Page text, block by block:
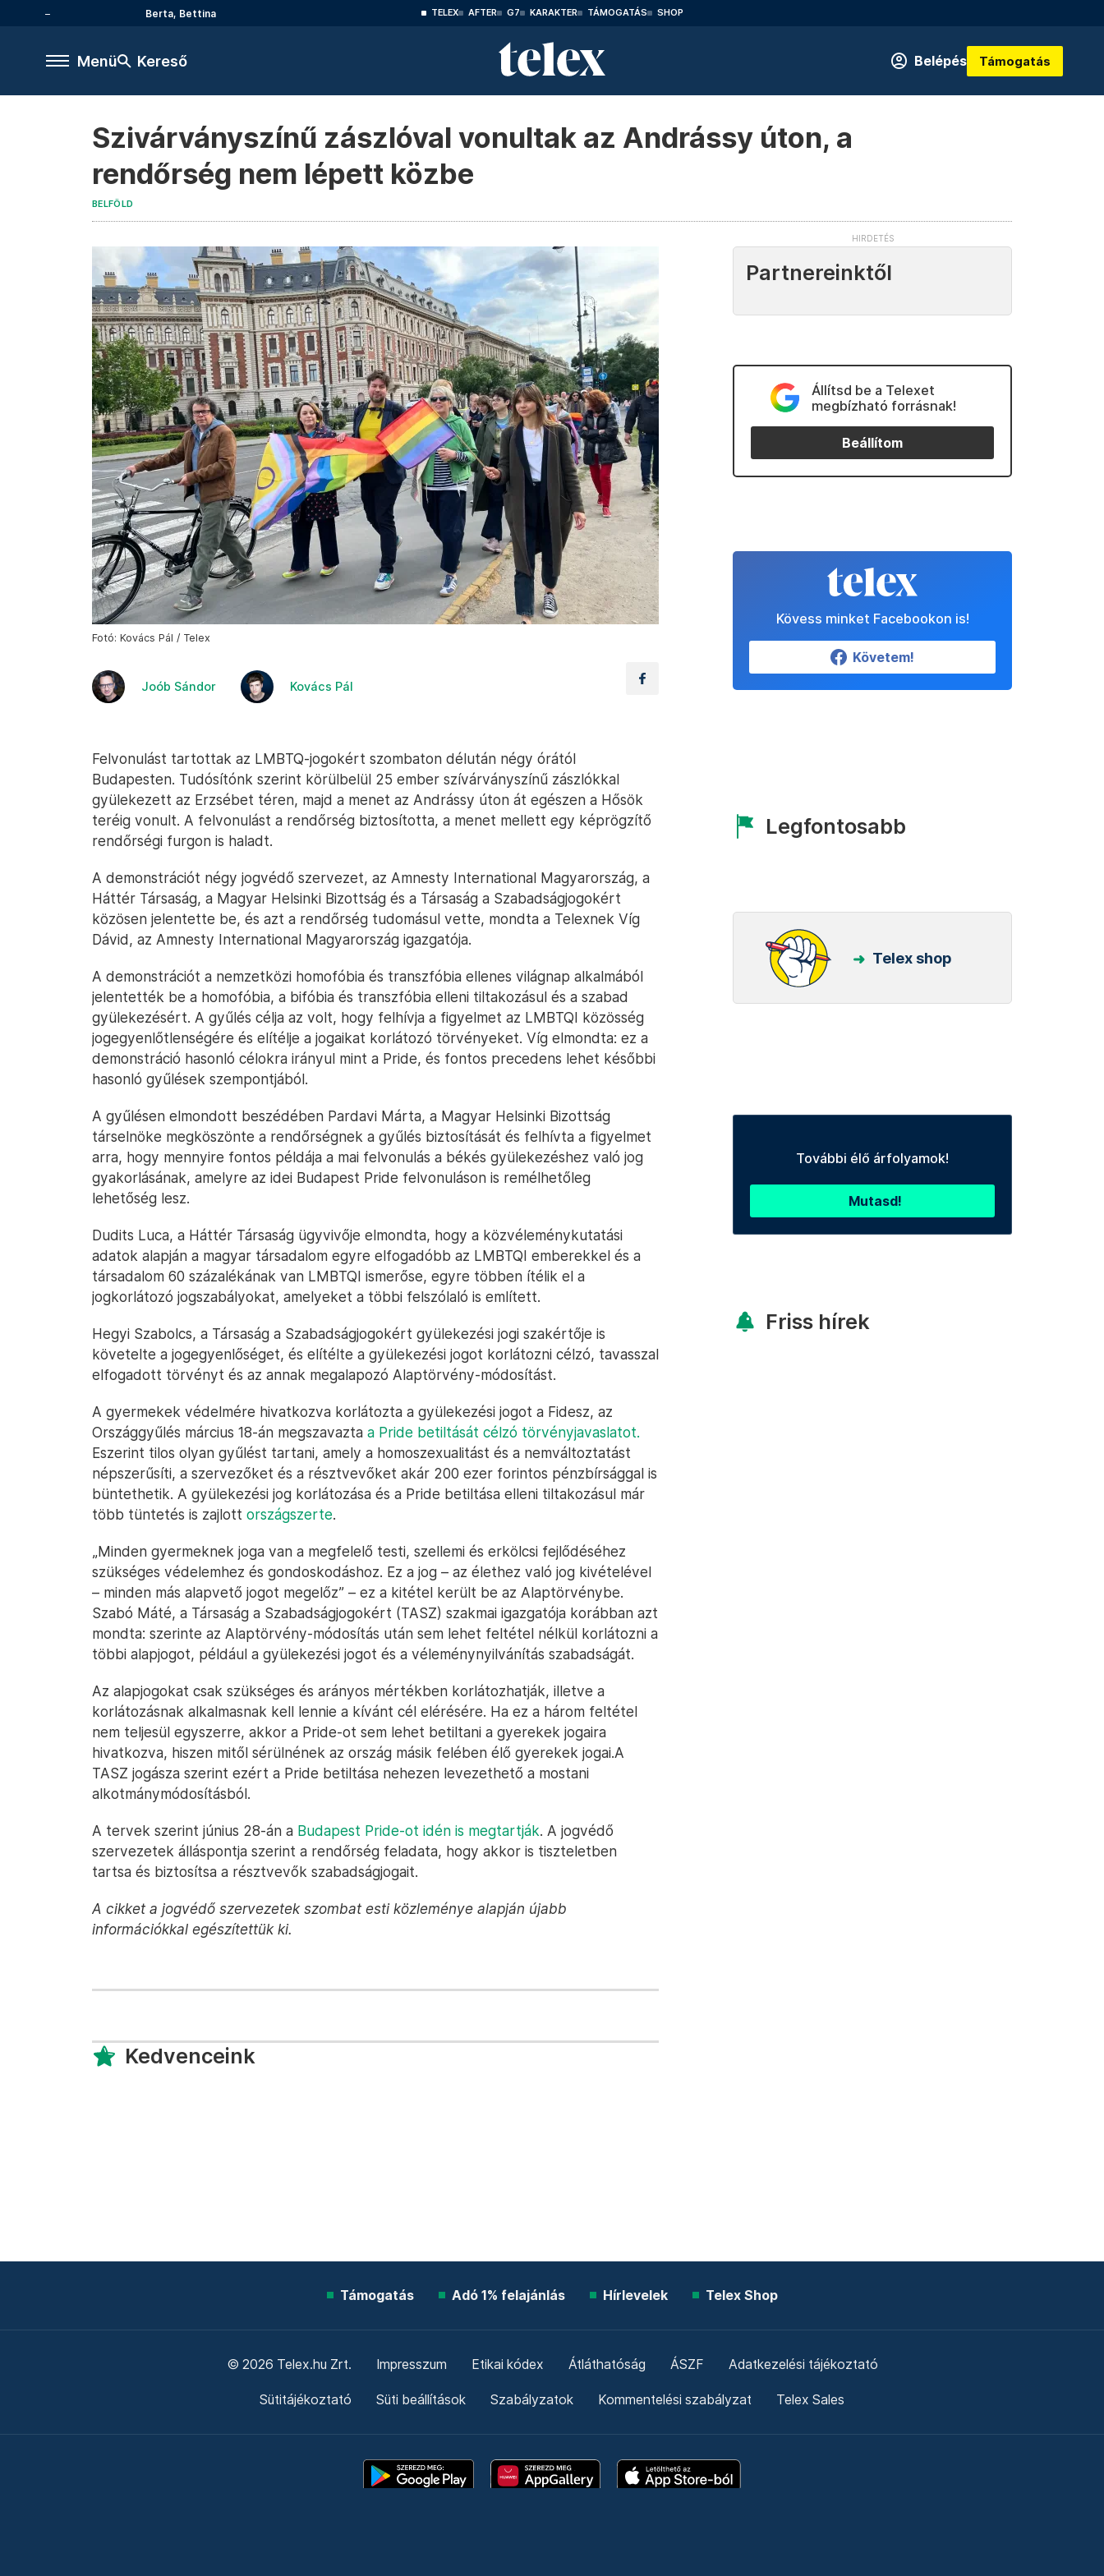
Berta, Bettina TELEX AFTER G7 KARAKTER TÁMOGATÁS SHOP
Menü Kereső Belépés Támogatás
Szivárványszínű zászlóval vonultak az Andrássy úton, a
rendőrség nem lépett közbe
BELFÖLD
Fotó: Kovács Pál / Telex
Joób Sándor Kovács Pál
Felvonulást tartottak az LMBTQ-jogokért szombaton délután négy órától
Budapesten. Tudósítónk szerint körülbelül 25 ember szívárványszínű zászlókkal
gyülekezett az Erzsébet téren, majd a menet az Andrássy úton át egészen a Hősök
teréig vonult. A felvonulást a rendőrség biztosította, a menet mellett egy képrögzítő
rendőrségi furgon is haladt.
A demonstrációt négy jogvédő szervezet, az Amnesty International Magyarország, a
Háttér Társaság, a Magyar Helsinki Bizottság és a Társaság a Szabadságjogokért
közösen jelentette be, és azt a rendőrség tudomásul vette, mondta a Telexnek Víg
Dávid, az Amnesty International Magyarország igazgatója.
A demonstrációt a nemzetközi homofóbia és transzfóbia ellenes világnap alkalmából
jelentették be a homofóbia, a bifóbia és transzfóbia elleni tiltakozásul és a szabad
gyülekezésért. A gyűlés célja az volt, hogy felhívja a figyelmet az LMBTQI közösség
jogegyenlőtlenségére és elítélje a jogaikat korlátozó törvényeket. Víg elmondta: ez a
demonstráció hasonló célokra irányul mint a Pride, és fontos precedens lehet későbbi
hasonló gyűlések szempontjából.
A gyűlésen elmondott beszédében Pardavi Márta, a Magyar Helsinki Bizottság
társelnöke megköszönte a rendőrségnek a gyűlés biztosítását és felhívta a figyelmet
arra, hogy mennyire fontos példája a mai felvonulás a békés gyülekezéshez való jog
gyakorlásának, amelyre az idei Budapest Pride felvonuláson is remélhetőleg
lehetőség lesz.
Dudits Luca, a Háttér Társaság ügyvivője elmondta, hogy a közvéleménykutatási
adatok alapján a magyar társadalom egyre elfogadóbb az LMBTQI emberekkel és a
társadalom 60 százalékának van LMBTQI ismerőse, egyre többen ítélik el a
jogkorlátozó jogszabályokat, amelyeket a többi felszólaló is említett.
Hegyi Szabolcs, a Társaság a Szabadságjogokért gyülekezési jogi szakértője is
követelte a jogegyenlőséget, és elítélte a gyülekezési jogot korlátozni célzó, tavasszal
elfogadott törvényt és az annak megalapozó Alaptörvény-módosítást.
A gyermekek védelmére hivatkozva korlátozta a gyülekezési jogot a Fidesz, az
Országgyűlés március 18-án megszavazta a Pride betiltását célzó törvényjavaslatot.
Eszerint tilos olyan gyűlést tartani, amely a homoszexualitást és a nemváltoztatást
népszerűsíti, a szervezőket és a résztvevőket akár 200 ezer forintos pénzbírsággal is
büntethetik. A gyülekezési jog korlátozása és a Pride betiltása elleni tiltakozásul már
több tüntetés is zajlott országszerte.
„Minden gyermeknek joga van a megfelelő testi, szellemi és erkölcsi fejlődéséhez
szükséges védelemhez és gondoskodáshoz. Ez a jog – az élethez való jog kivételével
– minden más alapvető jogot megelőz” – ez a kitétel került be az Alaptörvénybe.
Szabó Máté, a Társaság a Szabadságjogokért (TASZ) szakmai igazgatója korábban azt
mondta: szerinte az Alaptörvény-módosítás után sem lehet feltétel nélkül korlátozni a
többi alapjogot, például a gyülekezési jogot és a véleménynyilvánítás szabadságát.
Az alapjogokat csak szükséges és arányos mértékben korlátozhatják, illetve a
korlátozásnak alkalmasnak kell lennie a kívánt cél elérésére. Ha ez a három feltétel
nem teljesül egyszerre, akkor a Pride-ot sem lehet betiltani a gyerekek jogaira
hivatkozva, hiszen mitől sérülnének az ország másik felében élő gyerekek jogai.A
TASZ jogásza szerint ezért a Pride betiltása nehezen levezethető a mostani
alkotmánymódosításból.
A tervek szerint június 28-án a Budapest Pride-ot idén is megtartják. A jogvédő
szervezetek álláspontja szerint a rendőrség feladata, hogy akkor is tiszteletben
tartsa és biztosítsa a résztvevők szabadságjogait.
A cikket a jogvédő szervezetek szombat esti közleménye alapján újabb
információkkal egészítettük ki.
Kedvenceink
Partnereinktől
Állítsd be a Telexet
megbízható forrásnak!
Beállítom
Kövess minket Facebookon is!
Követem!
Legfontosabb
Telex shop
További élő árfolyamok!
Mutasd!
Friss hírek
Támogatás Adó 1% felajánlás Hírlevelek Telex Shop
© 2026 Telex.hu Zrt. Impresszum Etikai kódex Átláthatóság ÁSZF Adatkezelési tájékoztató
Sütitájékoztató Süti beállítások Szabályzatok Kommentelési szabályzat Telex Sales